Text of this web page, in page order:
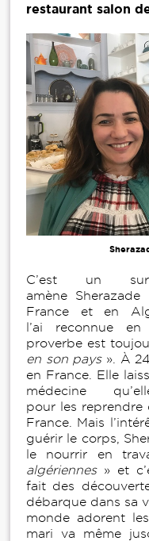
restaurant salon
C’est un
amène
France et en
l’ai reconnue
proverbe est
en son pays ». À
en France. Elle
médecine
pour les reprendre
France. Mais
guérir le corps,
le nourrir en
algériennes » et
fait des
débarque dans sa
monde adorent
mari va même